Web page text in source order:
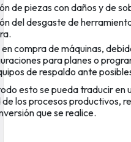
de piezas con daños y de
del desgaste de
compra de máquinas,
para planes o
de respaldo ante
esto se pueda traducir
los procesos productivos,
que se realice.